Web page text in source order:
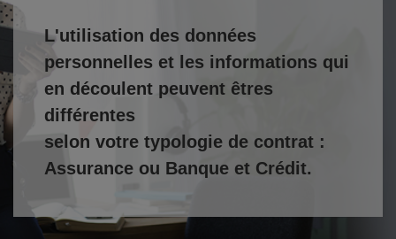
L'utilisation des données
personnelles et les informations qui
en découlent peuvent êtres
différentes
selon votre typologie de contrat :
Assurance ou Banque et Crédit.